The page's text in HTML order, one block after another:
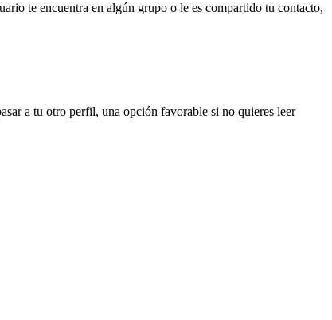
te encuentra en algún grupo o le es compartido tu contacto,
a tu otro perfil, una opción favorable si no quieres leer